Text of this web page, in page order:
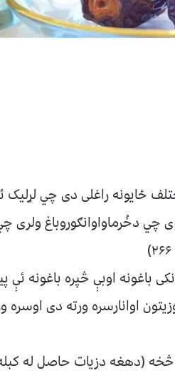
ځایونه راغلی دی چي
دخُرماواوانګوروباغ ولری
باغونه اوبې څپره باغونه ئې
(دهغه دزیات حاصل له